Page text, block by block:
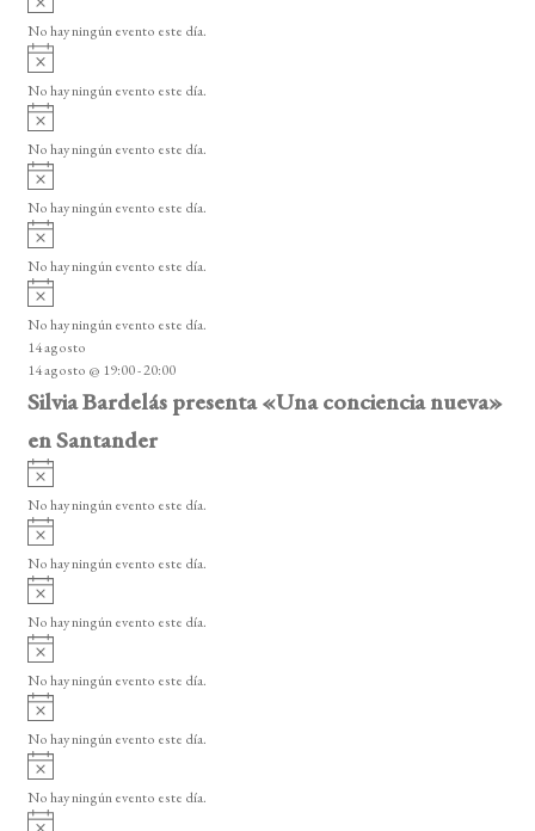
d
e
E
v
e
n
t
o
s
s
o
v
i
o
No hay ningún evento este día.
A
v
i
o
No hay ningún evento este día.
A
v
i
o
No hay ningún evento este día.
A
v
i
o
No hay ningún evento este día.
A
v
i
o
No hay ningún evento este día.
A
v
i
s
o
No hay ningún evento este día.
14 agosto
14 agosto @ 19:00-20:00
Silvia Bardelás presenta «Una conciencia nueva»
en Santander
A
v
i
o
No hay ningún evento este día.
A
v
i
o
No hay ningún evento este día.
A
v
i
o
No hay ningún evento este día.
A
v
i
o
No hay ningún evento este día.
A
v
i
o
No hay ningún evento este día.
A
v
i
No hay ningún evento este día.
A